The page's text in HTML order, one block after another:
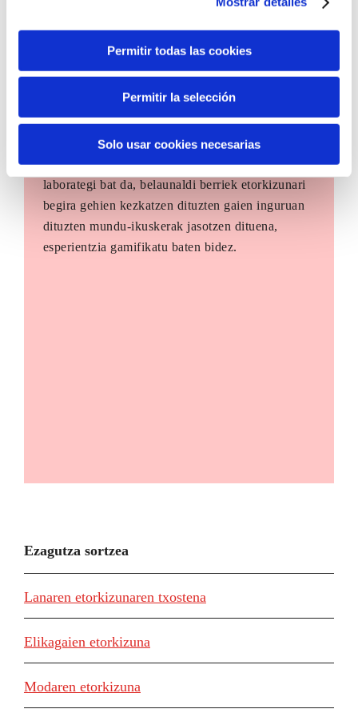
Permitir todas las cookies
Permitir la selección
Solo usar cookies necesarias
The Future Game
The Future Game gazteen parte-hartzerako
laborategi bat da, belaunaldi berriek etorkizunari
begira gehien kezkatzen dituzten gaien inguruan
dituzten mundu-ikuskerak jasotzen dituena,
esperientzia gamifikatu baten bidez.
Ezagutza sortzea
Lanaren etorkizunaren txostena
Elikagaien etorkizuna
Modaren etorkizuna